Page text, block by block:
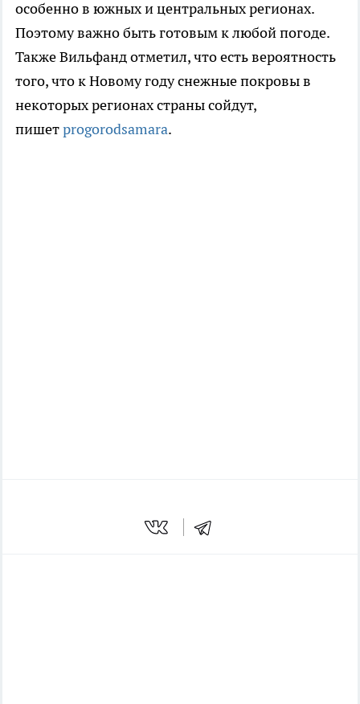
особенно в южных и центральных регионах.
Поэтому важно быть готовым к любой погоде.
Также Вильфанд отметил, что есть вероятность
того, что к Новому году снежные покровы в
некоторых регионах страны сойдут,
пишетprogorodsamara.